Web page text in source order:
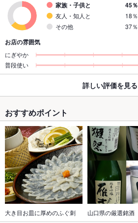
家族・子供と
45％
友人・知人と
18％
その他
37％
お店の雰囲気
にぎやか
普段使い
詳しい評価を見る
おすすめポイント
大き目お皿に厚めのふぐ刺 山口県の厳選銘酒